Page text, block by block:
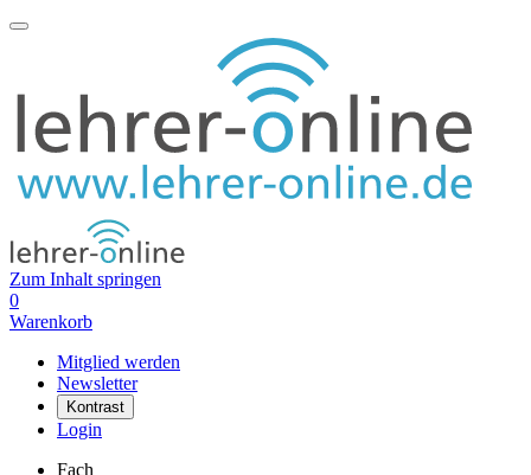
Zum Inhalt springen
0
Warenkorb
Mitglied werden
Newsletter
Kontrast
Login
Fach